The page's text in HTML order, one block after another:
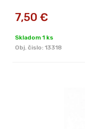
7,50 €
Skladom 1 ks
Obj. čislo: 13318